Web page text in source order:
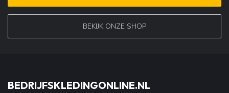
BEKIJK ONZE SHOP
BEDRIJFSKLEDINGONLINE.NL